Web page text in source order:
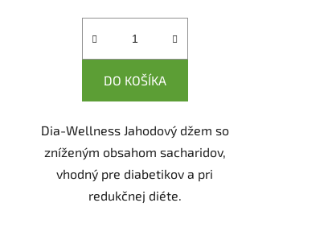
DO KOŠÍKA
Dia-Wellness Jahodový džem so
zníženým obsahom sacharidov,
vhodný pre diabetikov a pri
redukčnej diéte.